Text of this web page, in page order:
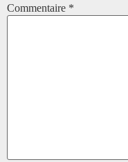
Commentaire *